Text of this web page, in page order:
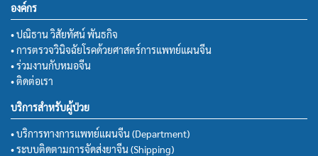
องค์กร
• ปณิธาน วิสัยทัศน์ พันธกิจ
• การตรวจวินิจฉัยโรคด้วยศาสตร์การแพทย์แผนจีน
• ร่วมงานกับหมอจีน
• ติดต่อเรา
บริการสำหรับผู้ป่วย
• บริการทางการแพทย์แผนจีน (Department)
• ระบบติดตามการจัดส่งยาจีน (Shipping)